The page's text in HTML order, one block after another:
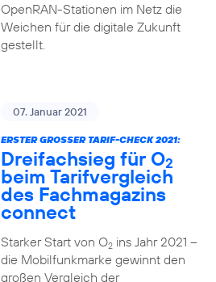
OpenRAN-Stationen im Netz die
Weichen für die digitale Zukunft
gestellt.
07. Januar 2021
ERSTER GROSSER TARIF-CHECK 2021:
Dreifachsieg für O2
beim Tarifvergleich
des Fachmagazins
connect
Starker Start von O2ins Jahr 2021 –
die Mobilfunkmarke gewinnt den
großen Vergleich der